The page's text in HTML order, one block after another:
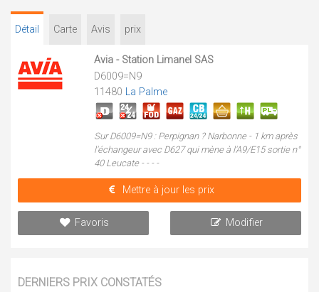
Détail Carte Avis prix
Avia - Station Limanel SAS
D6009=N9
11480 La Palme
Sur D6009=N9 : Perpignan ? Narbonne - 1 km après
l'échangeur avec D627 qui mène à l'A9/E15 sortie n°
40 Leucate - - - -
Mettre à jour les prix
Favoris Modifier
DERNIERS PRIX CONSTATÉS